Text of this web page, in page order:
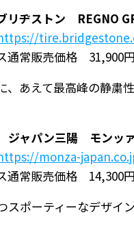
リヂストン REGNO
通常販売価格 31,900
、あえて最高峰の静粛
ジャパン三陽 モン
monza-
通常販売価格 14,300
スポーティーなデザイ